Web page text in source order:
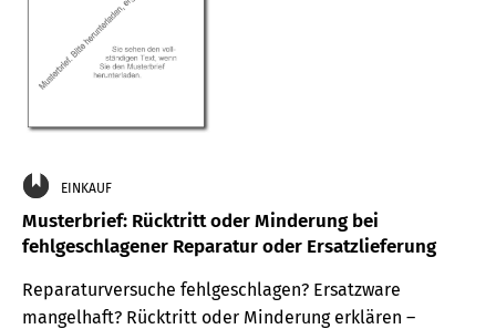
EINKAUF
Musterbrief: Rücktritt oder Minderung bei
fehlgeschlagener Reparatur oder Ersatzlieferung
Reparaturversuche fehlgeschlagen? Ersatzware
mangelhaft? Rücktritt oder Minderung erklären –